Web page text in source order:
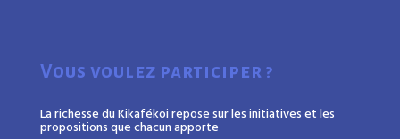
Vous voulez participer ?
La richesse du Kikafékoi repose sur les initiatives et les
propositions que chacun apporte